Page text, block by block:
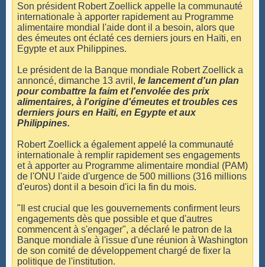
Son président Robert Zoellick appelle la communauté
internationale à apporter rapidement au Programme
alimentaire mondial l'aide dont il a besoin, alors que
des émeutes ont éclaté ces derniers jours en Haïti, en
Egypte et aux Philippines.
Le président de la Banque mondiale Robert Zoellick a
annoncé, dimanche 13 avril, le lancement d'un plan
pour combattre la faim et l'envolée des prix
alimentaires, à l'origine d'émeutes et troubles ces
derniers jours en Haïti, en Egypte et aux
Philippines.
Robert Zoellick a également appelé la communauté
internationale à remplir rapidement ses engagements
et à apporter au Programme alimentaire mondial (PAM)
de l'ONU l'aide d'urgence de 500 millions (316 millions
d'euros) dont il a besoin d'ici la fin du mois.
"Il est crucial que les gouvernements confirment leurs
engagements dès que possible et que d'autres
commencent à s'engager", a déclaré le patron de la
Banque mondiale à l'issue d'une réunion à Washington
de son comité de développement chargé de fixer la
politique de l'institution.